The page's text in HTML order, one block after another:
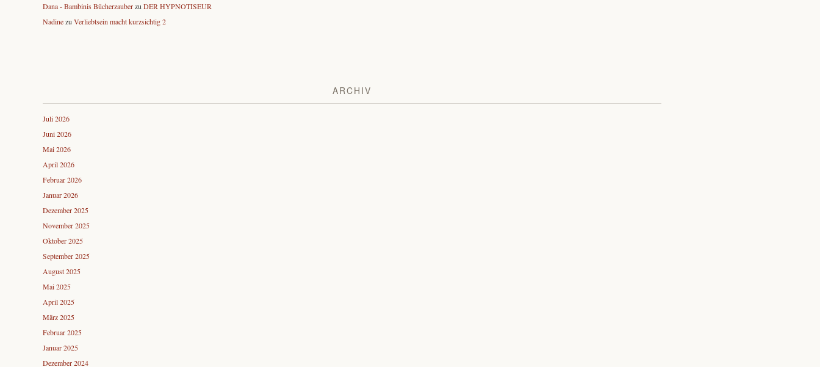
Dana - Bambinis Bücherzauberzu DER HYPNOTISEUR
Nadinezu Verliebtsein macht kurzsichtig 2
ARCHIV
Juli 2026
Juni 2026
Mai 2026
April 2026
Februar 2026
Januar 2026
Dezember 2025
November 2025
Oktober 2025
September 2025
August 2025
Mai 2025
April 2025
März 2025
Februar 2025
Januar 2025
Dezember 2024